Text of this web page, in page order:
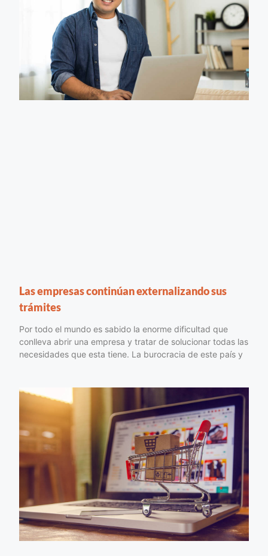
Las empresas continúan externalizando sus
trámites
Por todo el mundo es sabido la enorme dificultad que
conlleva abrir una empresa y tratar de solucionar todas las
necesidades que esta tiene. La burocracia de este país y